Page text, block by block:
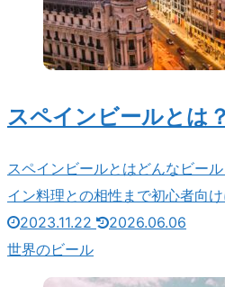
スペインビールとは
スペインビールとはどんなビー
イン料理との相性まで初心者向け
2023.11.22
2026.06.06
世界のビール